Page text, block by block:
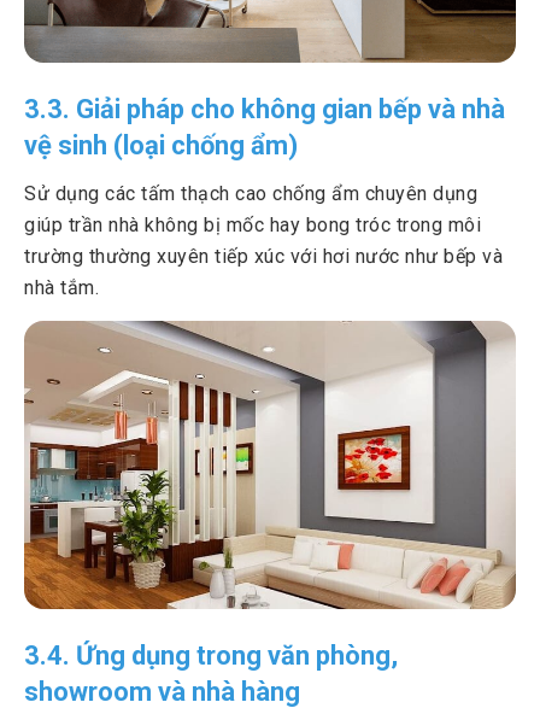
3.3. Giải pháp cho không gian bếp và nhà
vệ sinh (loại chống ẩm)
Sử dụng các tấm thạch cao chống ẩm chuyên dụng
giúp trần nhà không bị mốc hay bong tróc trong môi
trường thường xuyên tiếp xúc với hơi nước như bếp và
nhà tắm.
3.4. Ứng dụng trong văn phòng,
showroom và nhà hàng